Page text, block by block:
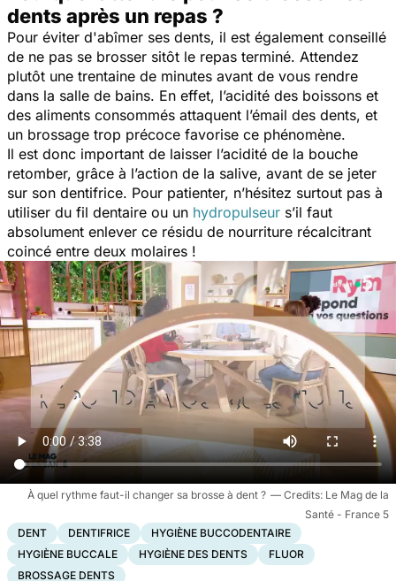
dents après un repas ?
Pour éviter d'abîmer ses dents, il est également conseillé
de ne pas se brosser sitôt le repas terminé. Attendez
plutôt une trentaine de minutes avant de vous rendre
dans la salle de bains. En effet, l’acidité des boissons et
des aliments consommés attaquent l’émail des dents, et
un brossage trop précoce favorise ce phénomène.
Il est donc important de laisser l’acidité de la bouche
retomber, grâce à l’action de la salive, avant de se jeter
sur son dentifrice. Pour patienter, n’hésitez surtout pas à
utiliser du fil dentaire ou un hydropulseur s’il faut
absolument enlever ce résidu de nourriture récalcitrant
coincé entre deux molaires !
À quel rythme faut-il changer sa brosse à dent ?
Le Mag de la
Santé - France 5
DENT
DENTIFRICE
HYGIÈNE BUCCODENTAIRE
HYGIÈNE BUCCALE
HYGIÈNE DES DENTS
FLUOR
BROSSAGE DENTS